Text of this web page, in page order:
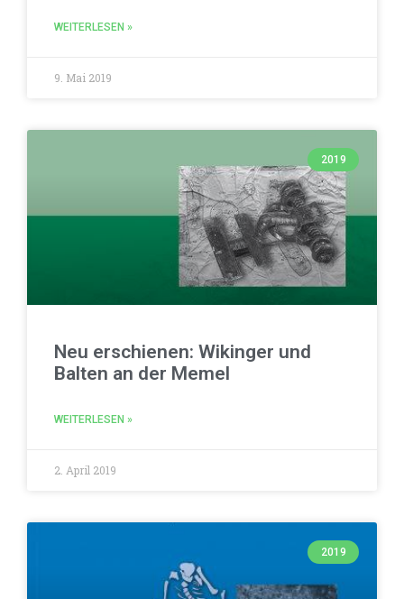
WEITERLESEN »
9. Mai 2019
2019
Neu erschienen: Wikinger und
Balten an der Memel
WEITERLESEN »
2. April 2019
2019